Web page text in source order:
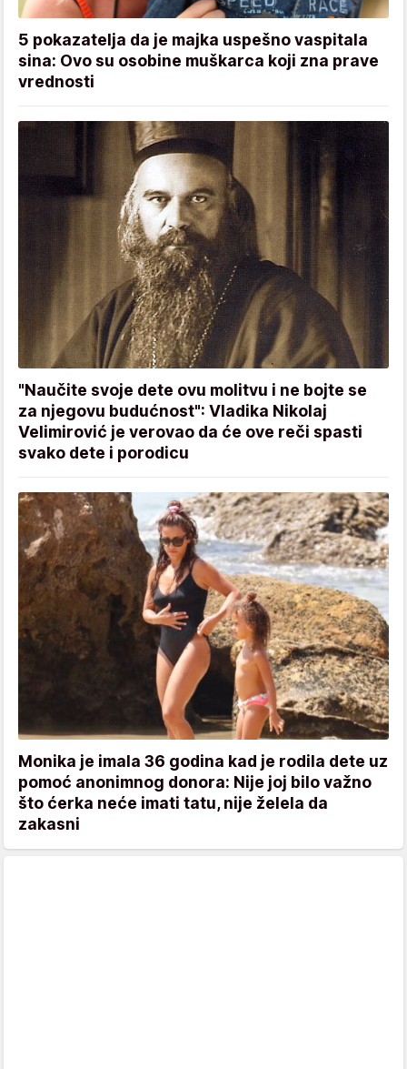
5 pokazatelja da je majka uspešno vaspitala
sina: Ovo su osobine muškarca koji zna prave
vrednosti
"Naučite svoje dete ovu molitvu i ne bojte se
za njegovu budućnost": Vladika Nikolaj
Velimirović je verovao da će ove reči spasti
svako dete i porodicu
Monika je imala 36 godina kad je rodila dete uz
pomoć anonimnog donora: Nije joj bilo važno
što ćerka neće imati tatu, nije želela da
zakasni